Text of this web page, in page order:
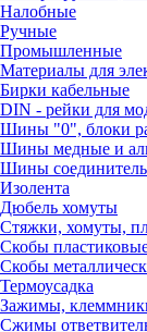
Налобные
Ручные
Промышленные
Материалы для
Бирки кабельные
DIN - рейки для
Шины "0", блоки
Шины медные и
Шины
Изолента
Дюбель хомуты
Стяжки, хомуты,
Скобы
Скобы
Термоусадка
Зажимы,
Сжимы